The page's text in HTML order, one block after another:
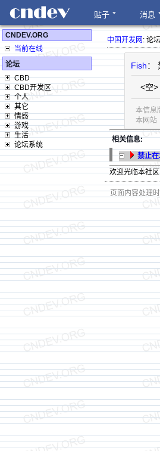
贴子 消息
CNDEV.ORG
当前在线
论坛
CBD
CBD开发区
个人
其它
情感
游戏
生活
论坛系统
中国开发网: 论
Fish：
<空>
本信息
本网站
相关信息:
禁止
欢迎光临本社
页面内容处理